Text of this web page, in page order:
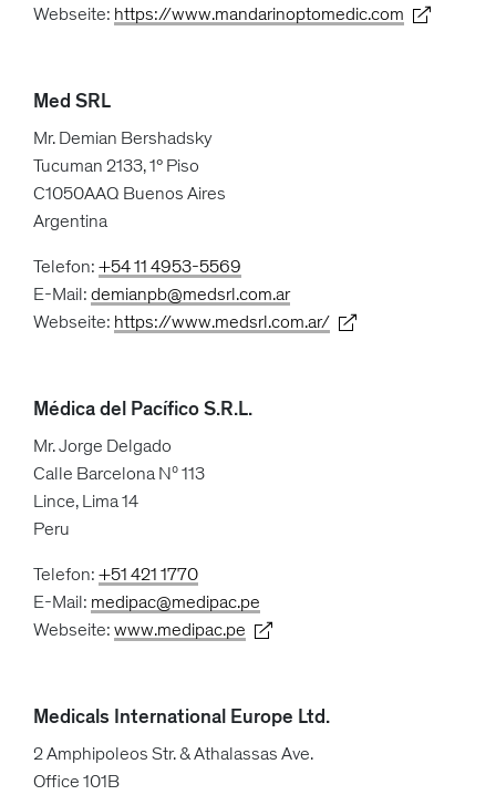
Webseite: https://www.mandarinoptomedic.com
Med SRL
Mr. Demian Bershadsky
Tucuman 2133, 1° Piso
C1050AAQ Buenos Aires
Argentina
Telefon:+54 11 4953-5569
E-Mail:demianpb@medsrl.com.ar
Webseite: https://www.medsrl.com.ar/
Médica del Pacífico S.R.L.
Mr. Jorge Delgado
Calle Barcelona Nº 113
Lince, Lima 14
Peru
Telefon:+51 421 1770
E-Mail: medipac@medipac.pe
Webseite:www.medipac.pe
Medicals International Europe Ltd.
2 Amphipoleos Str. & Athalassas Ave.
Office 101B